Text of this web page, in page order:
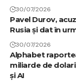
30/07/2026
Pavel Durov,
Rusia și dat în
30/07/2026
Alphabet
miliarde de
și AI